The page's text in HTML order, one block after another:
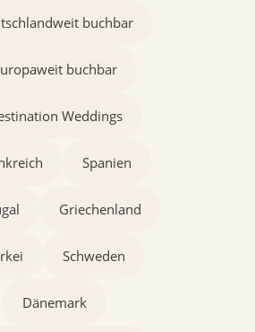
buchbar
buchbar
Weddings
Spanien
Griechenland
Schweden
Dänemark